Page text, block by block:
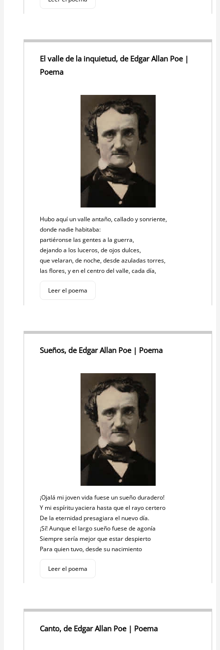
El valle de la inquietud, de Edgar Allan Poe |
Poema
Hubo aquí un valle antaño, callado y sonriente,
donde nadie habitaba:
partiéronse las gentes a la guerra,
dejando a los luceros, de ojos dulces,
que velaran, de noche, desde azuladas torres,
las flores, y en el centro del valle, cada día,
Leer el poema
Sueños, de Edgar Allan Poe | Poema
¡Ojalá mi joven vida fuese un sueño duradero!
Y mi espíritu yaciera hasta que el rayo certero
De la eternidad presagiara el nuevo día.
¡Sí! Aunque el largo sueño fuese de agonía
Siempre sería mejor que estar despierto
Para quien tuvo, desde su nacimiento
Leer el poema
Canto, de Edgar Allan Poe | Poema